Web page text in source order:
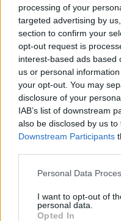
processing of your
targeted advertising by
section to confirm your
opt-out request is
interest-based ads based
us or personal
your opt-out. You may
disclosure of your
IAB’s list of downstream
also be disclosed by us
Downstream Participants
Personal Data
I want to opt-out of
personal data.
Opted In
Krimi
Každý
při
30
Krimi
Čtvrtina
dohled